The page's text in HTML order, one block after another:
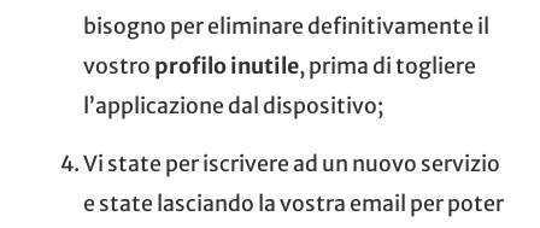
bisogno per eliminare definitivamente il
vostro profilo inutile, prima di togliere
l’applicazione dal dispositivo;
Vi state per iscrivere ad un nuovo servizio
e state lasciando la vostra email per poter